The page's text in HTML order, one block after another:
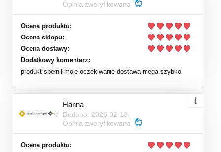
Opinia zweryfikowana
Ocena produktu:
Ocena sklepu:
Ocena dostawy:
Dodatkowy komentarz:
produkt spełnił moje oczekiwanie dostawa mega szybko
Hanna
Dodano: 2026-02-13
Opinia zweryfikowana
Ocena produktu: